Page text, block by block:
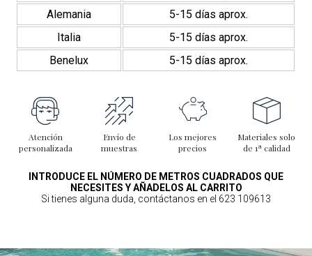
Alemania
5-15 días aprox.
Italia
5-15 días aprox.
Benelux
5-15 días aprox.
Atención
personalizada
Envío de
muestras
Los mejores
precios
Materiales solo
de 1ª calidad
INTRODUCE EL NÚMERO DE METROS CUADRADOS QUE
NECESITES Y AÑADELOS AL CARRITO
Si tienes alguna duda, contáctanos en el 623 109613